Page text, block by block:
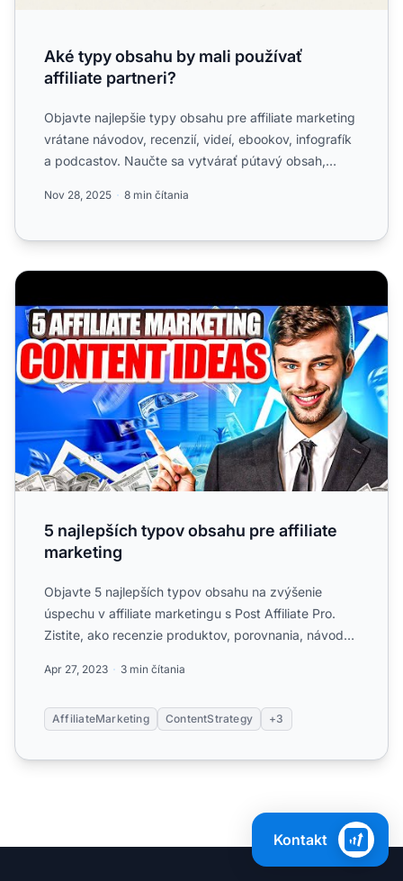
Aké typy obsahu by mali používať
affiliate partneri?
Objavte najlepšie typy obsahu pre affiliate marketing
vrátane návodov, recenzií, videí, ebookov, infografík
a podcastov. Naučte sa vytvárať pútavý obsah,
Nov 28, 2025 8 min čítania
5 najlepších typov obsahu pre affiliate marketing
5 najlepších typov obsahu pre affiliate
marketing
Objavte 5 najlepších typov obsahu na zvýšenie
úspechu v affiliate marketingu s Post Affiliate Pro.
Zistite, ako recenzie produktov, porovnania, návody,
Apr 27, 2023 3 min čítania
AffiliateMarketing ContentStrategy +3
Kontakt